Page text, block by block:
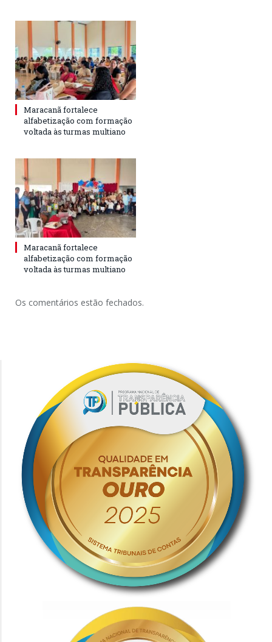
Maracanã fortalece
alfabetização com formação
voltada às turmas multiano
Maracanã fortalece
alfabetização com formação
voltada às turmas multiano
Os comentários estão fechados.